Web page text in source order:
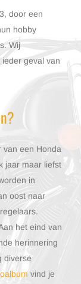
door een
hobby
Wij
geval van
van een Honda
jaar maar liefst
in
oost naar
het eind van
herinnering
diverse
vind je